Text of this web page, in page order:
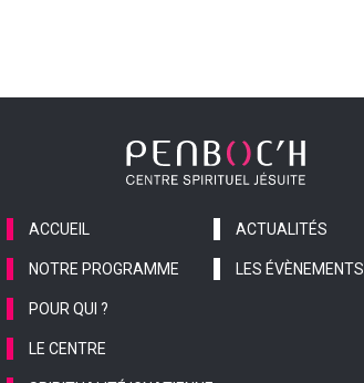
ACCUEIL
NOTRE PROGRAMME
POUR QUI ?
LE CENTRE
ACTUALITÉS
LES ÉVÈNEMENTS